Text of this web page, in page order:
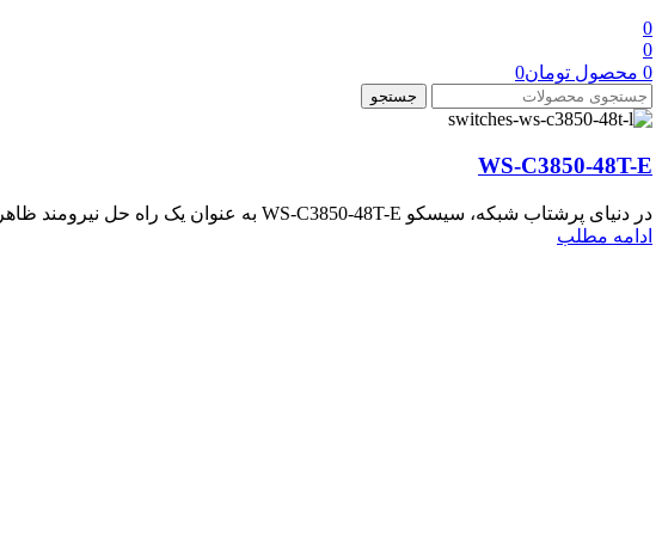
0
0
0 محصول تومان0
جستجو
WS-C3850-48T-E
در دنیای پرشتاب شبکه، سیسکو WS-C3850-48T-E به عنوان یک راه حل نیرومند ظاهر می شود و دارای 48 پورت، قابلیت های ...
ادامه مطلب